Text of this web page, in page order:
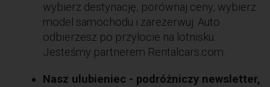
wybierz destynację, porównaj ceny, wybierz
model samochodu i zarezerwuj. Auto
odbierzesz po przylocie na lotnisku.
Jesteśmy partnerem Rentalcars.com.
Nasz ulubieniec - podróżniczy newsletter,